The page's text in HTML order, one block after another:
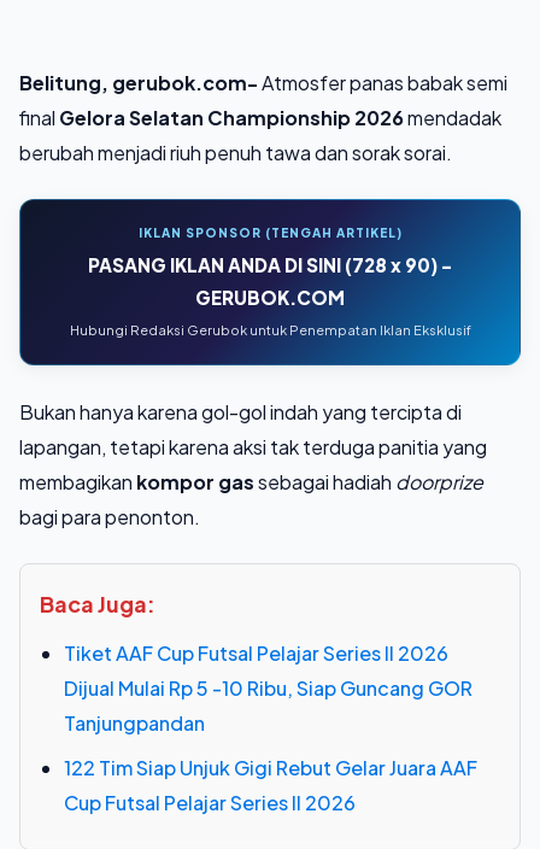
Belitung, gerubok.com-Atmosfer panas babak semi
final Gelora Selatan Championship 2026mendadak
berubah menjadi riuh penuh tawa dan sorak sorai.
IKLAN SPONSOR (TENGAH ARTIKEL)
PASANG IKLAN ANDA DI SINI (728 x 90) -
GERUBOK.COM
Hubungi Redaksi Gerubok untuk Penempatan Iklan Eksklusif
Bukan hanya karena gol-gol indah yang tercipta di
lapangan, tetapi karena aksi tak terduga panitia yang
membagikan kompor gassebagai hadiah doorprize
bagi para penonton.
Baca Juga:
Tiket AAF Cup Futsal Pelajar Series II 2026
Dijual Mulai Rp 5 -10 Ribu, Siap Guncang GOR
Tanjungpandan
122 Tim Siap Unjuk Gigi Rebut Gelar Juara AAF
Cup Futsal Pelajar Series II 2026